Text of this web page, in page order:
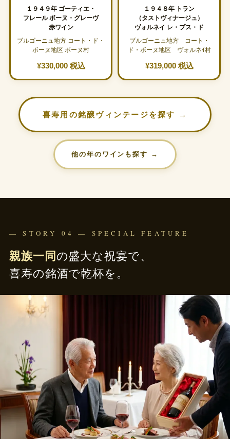
１９４９年 ゴーティエ・
フレール ボーヌ・グレーヴ
赤ワイン
ブルゴーニュ地方 コート・ド・
ボーヌ地区 ボーヌ村
¥330,000 税込
１９４８年 トラン
（タストヴィナージュ）
ヴォルネイ レ・プス・ド
ブルゴーニュ地方 コート・
ド・ボーヌ地区 ヴォルネｲ村
¥319,000 税込
喜寿用の銘醸ヴィンテージを探す →
他の年のワインも探す →
— STORY 04 — SPECIAL FEATURE
親族一同 の盛大な祝宴で、
喜寿の銘酒で乾杯を。